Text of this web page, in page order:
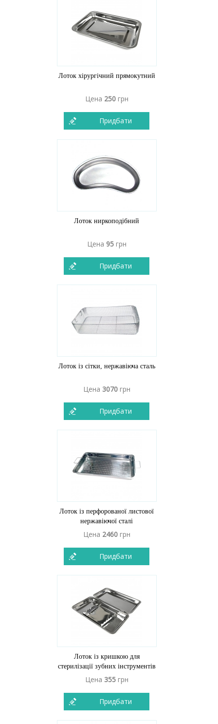
Лоток хірургічний прямокутний
Цена 250грн
Придбати
Лоток ниркоподібний
Цена 95грн
Придбати
Лоток із сітки, нержавіюча сталь
Цена 3070грн
Придбати
Лоток із перфорованої листової
нержавіючої сталі
Цена 2460грн
Придбати
Лоток із кришкою для
стерилізації зубних інструментів
Цена 355грн
Придбати